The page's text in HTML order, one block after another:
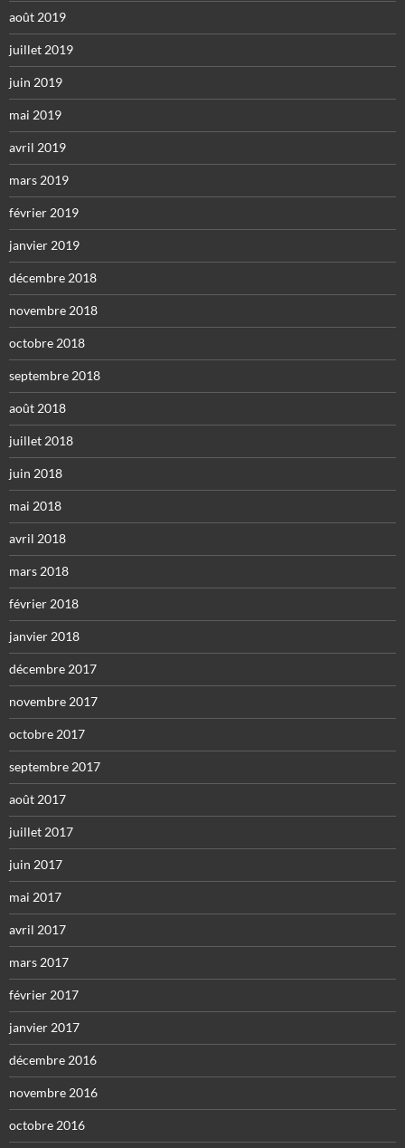
août 2019
juillet 2019
juin 2019
mai 2019
avril 2019
mars 2019
février 2019
janvier 2019
décembre 2018
novembre 2018
octobre 2018
septembre 2018
août 2018
juillet 2018
juin 2018
mai 2018
avril 2018
mars 2018
février 2018
janvier 2018
décembre 2017
novembre 2017
octobre 2017
septembre 2017
août 2017
juillet 2017
juin 2017
mai 2017
avril 2017
mars 2017
février 2017
janvier 2017
décembre 2016
novembre 2016
octobre 2016